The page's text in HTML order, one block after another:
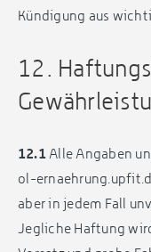
Kündigung aus
12.
12.1Alle Angaben
ol-
aber in jedem Fall
Jegliche Haftung